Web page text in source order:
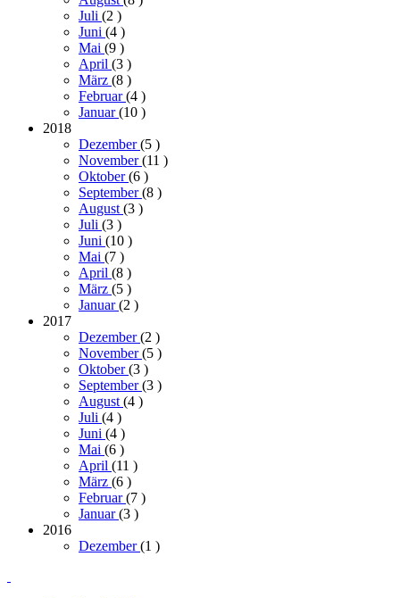
Juli (2 )
Juni (4 )
Mai (9 )
April (3 )
März (8 )
Februar(4 )
Januar(10 )
2018
Dezember(5 )
November(11 )
Oktober(6 )
September(8 )
August(3 )
Juli (3 )
Juni (10 )
Mai (7 )
April (8 )
März (5 )
Januar(2 )
2017
Dezember(2 )
November(5 )
Oktober(3 )
September(3 )
August(4 )
Juli (4 )
Juni (4 )
Mai (6 )
April (11 )
März (6 )
Februar(7 )
Januar(3 )
2016
Dezember(1 )